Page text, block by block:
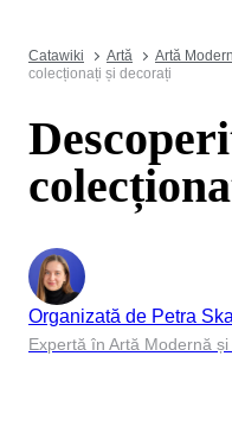
Catawiki Artă Artă
colecționați și decorați
Organizată de Petra
Expertă în Artă Modernă